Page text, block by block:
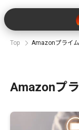
Top Amazonプライム
Amazonプ